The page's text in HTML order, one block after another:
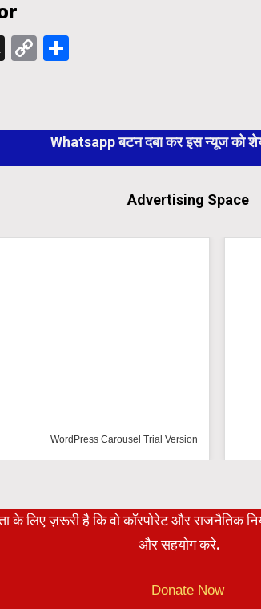
Snapchat
Copy
Whatsapp बटन दबा कर इस न्यूज को
Advertising Space
WordPress Carousel Trial Version
के लिए ज़रूरी है कि वो कॉरपोरेट और
और सहयोग करे.
Donate Now